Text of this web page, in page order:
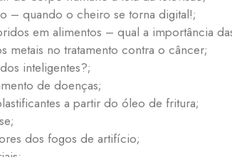
– quando o cheiro se torna digital!;
em alimentos – qual a importância
metais no tratamento contra o câncer;
inteligentes?;
de doenças;
a partir do óleo de fritura;
dos fogos de artifício;